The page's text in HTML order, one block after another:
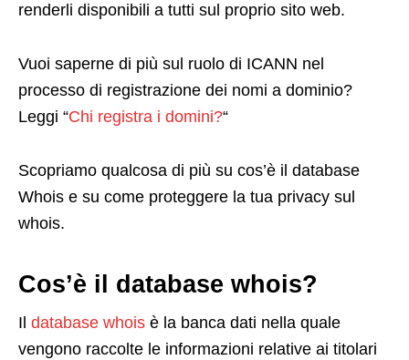
renderli disponibili a tutti sul proprio sito web.
Vuoi saperne di più sul ruolo di ICANN nel
processo di registrazione dei nomi a dominio?
Leggi “Chi registra i domini?“
Scopriamo qualcosa di più su cos’è il database
Whois e su come proteggere la tua privacy sul
whois.
Cos’è il database whois?
Il database whois è la banca dati nella quale
vengono raccolte le informazioni relative ai titolari